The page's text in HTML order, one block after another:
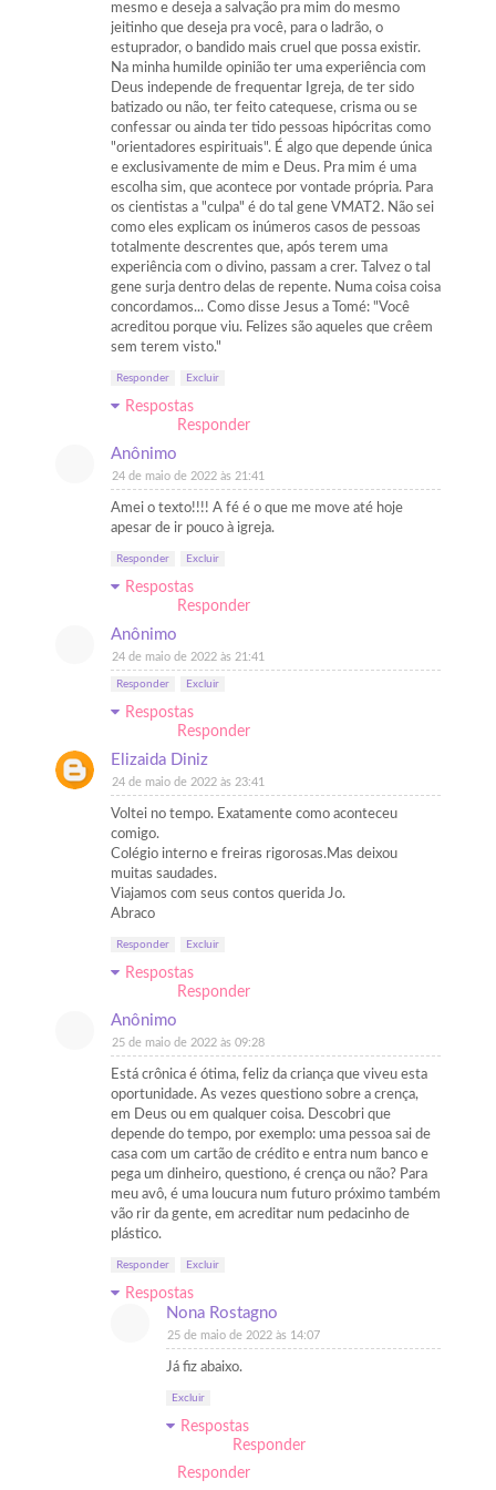
mesmo e deseja a salvação pra mim do mesmo
jeitinho que deseja pra você, para o ladrão, o
estuprador, o bandido mais cruel que possa existir.
Na minha humilde opinião ter uma experiência com
Deus independe de frequentar Igreja, de ter sido
batizado ou não, ter feito catequese, crisma ou se
confessar ou ainda ter tido pessoas hipócritas como
"orientadores espirituais". É algo que depende única
e exclusivamente de mim e Deus. Pra mim é uma
escolha sim, que acontece por vontade própria. Para
os cientistas a "culpa" é do tal gene VMAT2. Não sei
como eles explicam os inúmeros casos de pessoas
totalmente descrentes que, após terem uma
experiência com o divino, passam a crer. Talvez o tal
gene surja dentro delas de repente. Numa coisa coisa
concordamos... Como disse Jesus a Tomé: "Você
acreditou porque viu. Felizes são aqueles que crêem
sem terem visto."
Responder Excluir
Respostas
Responder
Anônimo
24 de maio de 2022 às 21:41
Amei o texto!!!! A fé é o que me move até hoje
apesar de ir pouco à igreja.
Responder Excluir
Respostas
Responder
Anônimo
24 de maio de 2022 às 21:41
Responder Excluir
Respostas
Responder
Elizaida Diniz
24 de maio de 2022 às 23:41
Voltei no tempo. Exatamente como aconteceu
comigo.
Colégio interno e freiras rigorosas.Mas deixou
muitas saudades.
Viajamos com seus contos querida Jo.
Abraco
Responder Excluir
Respostas
Responder
Anônimo
25 de maio de 2022 às 09:28
Está crônica é ótima, feliz da criança que viveu esta
oportunidade. As vezes questiono sobre a crença,
em Deus ou em qualquer coisa. Descobri que
depende do tempo, por exemplo: uma pessoa sai de
casa com um cartão de crédito e entra num banco e
pega um dinheiro, questiono, é crença ou não? Para
meu avô, é uma loucura num futuro próximo também
vão rir da gente, em acreditar num pedacinho de
plástico.
Responder Excluir
Respostas
Nona Rostagno
25 de maio de 2022 às 14:07
Já fiz abaixo.
Excluir
Respostas
Responder
Responder